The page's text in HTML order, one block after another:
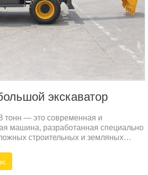
экскаватор
тонн — это современная и
машина, разработанная специально
строительных и земляных